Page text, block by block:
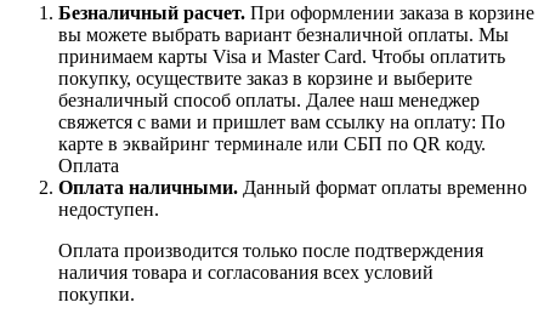
Безналичный расчет. При оформлении заказа в корзине
вы можете выбрать вариант безналичной оплаты. Мы
принимаем карты Visa и Master Card. Чтобы оплатить
покупку, осуществите заказ в корзине и выберите
безналичный способ оплаты. Далее наш менеджер
свяжется с вами и пришлет вам ссылку на оплату: По
карте в эквайринг терминале или СБП по QR коду.
Оплата
Оплата наличными. Данный формат оплаты временно
недоступен.
Оплата производится только после подтверждения
наличия товара и согласования всех условий
покупки.